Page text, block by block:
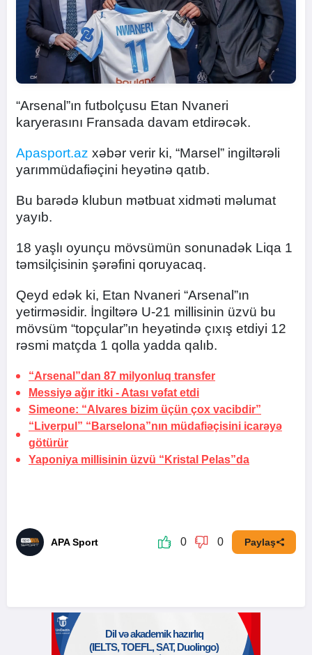
“Arsenal”ın futbolçusu Etan Nvaneri
karyerasını Fransada davam etdirəcək.
Apasport.az xəbər verir ki, “Marsel” ingiltərəli
yarımmüdafiəçini heyətinə qatıb.
Bu barədə klubun mətbuat xidməti məlumat
yayıb.
18 yaşlı oyunçu mövsümün sonunadək Liqa 1
təmsilçisinin şərəfini qoruyacaq.
Qeyd edək ki, Etan Nvaneri “Arsenal”ın
yetirməsidir. İngiltərə U-21 millisinin üzvü bu
mövsüm “topçular”ın heyətində çıxış etdiyi 12
rəsmi matçda 1 qolla yadda qalıb.
“Arsenal”dan 87 milyonluq transfer
Messiyə ağır itki - Atası vəfat etdi
Simeone: “Alvares bizim üçün çox vacibdir”
“Liverpul” “Barselona”nın müdafiəçisini icarəyə
götürür
Yaponiya millisinin üzvü “Kristal Pelas”da
APA Sport 0 0 Paylaş